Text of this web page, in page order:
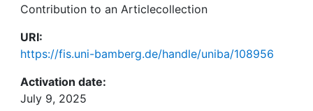
Contribution to an Articlecollection
URI:
https://fis.uni-bamberg.de/handle/uniba/108956
Activation date:
July 9, 2025